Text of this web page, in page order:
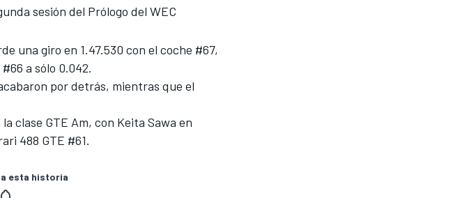
sesión del Prólogo del WEC
una giro en 1.47.530 con el coche #67,
a sólo 0.042.
por detrás, mientras que el
clase GTE Am, con Keita Sawa en
488 GTE #61.
esta historia